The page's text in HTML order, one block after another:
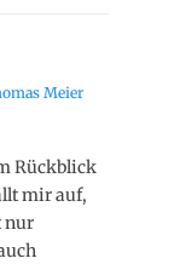
Meier
Rückblick
mir auf,
nur